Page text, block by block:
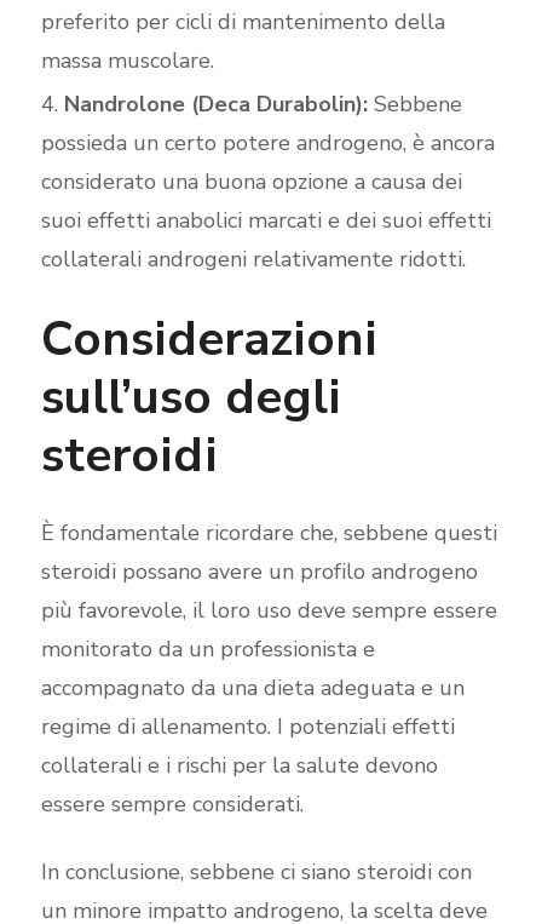
preferito per cicli di mantenimento della
massa muscolare.
Nandrolone (Deca Durabolin):Sebbene
possieda un certo potere androgeno, è ancora
considerato una buona opzione a causa dei
suoi effetti anabolici marcati e dei suoi effetti
collaterali androgeni relativamente ridotti.
Considerazioni
sull’uso degli
steroidi
È fondamentale ricordare che, sebbene questi
steroidi possano avere un profilo androgeno
più favorevole, il loro uso deve sempre essere
monitorato da un professionista e
accompagnato da una dieta adeguata e un
regime di allenamento. I potenziali effetti
collaterali e i rischi per la salute devono
essere sempre considerati.
In conclusione, sebbene ci siano steroidi con
un minore impatto androgeno, la scelta deve